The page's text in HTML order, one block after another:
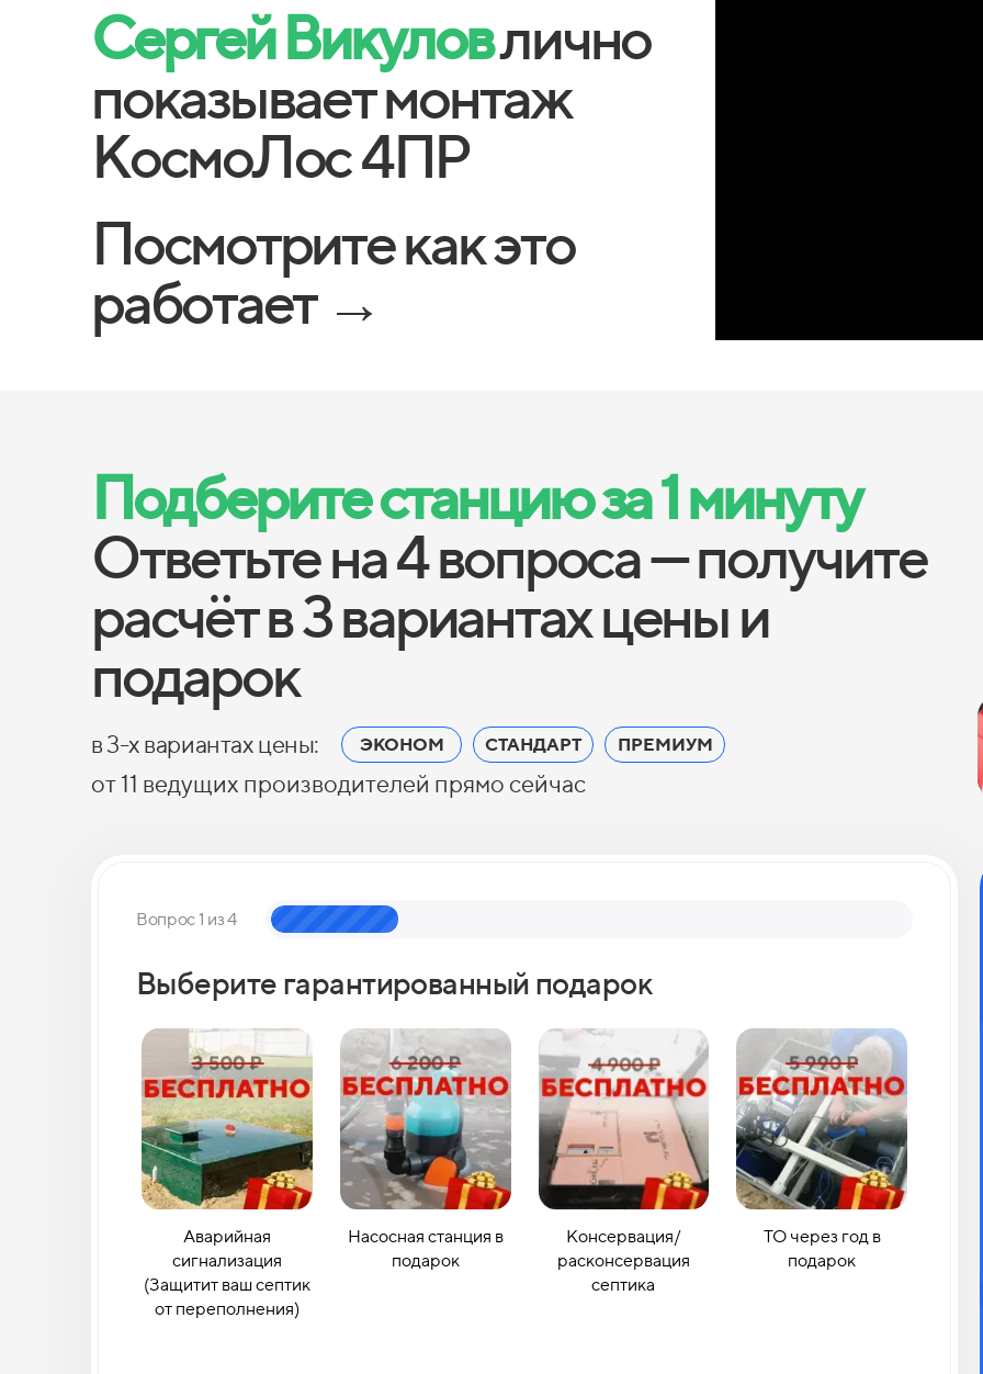
Сергей Викуловлично
показывает монтаж
КосмоЛос 4ПР
Посмотрите как это
работает →
Подберите станцию за 1 минуту
Ответьте на 4 вопроса — получите
расчёт в 3 вариантах цены и
подарок
в 3-х вариантах цены: ЭКОНОМ СТАНДАРТ ПРЕМИУМ
от 11 ведущих производителей прямо сейчас
Вопрос 1 из 4
Выберите гарантированный подарок
Аварийная
сигнализация
(Защитит ваш септик
от переполнения)
Насосная станция в
подарок
Консервация/
расконсервация
септика
ТО через год в
подарок